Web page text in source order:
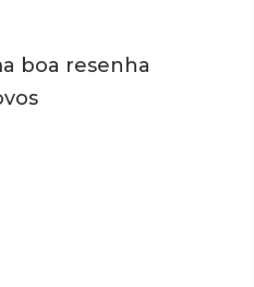
boa resenha